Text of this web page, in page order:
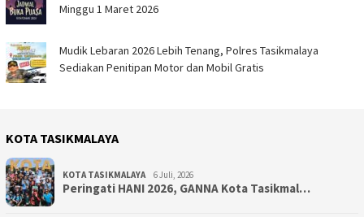
Minggu 1 Maret 2026
Mudik Lebaran 2026 Lebih Tenang, Polres Tasikmalaya
Sediakan Penitipan Motor dan Mobil Gratis
KOTA TASIKMALAYA
KOTA TASIKMALAYA 6 Juli, 2026
Peringati HANI 2026, GANNA Kota Tasikmal…